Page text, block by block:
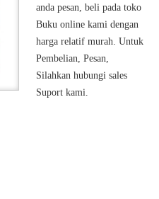
anda pesan, beli pada toko
Buku online kami dengan
harga relatif murah. Untuk
Pembelian, Pesan,
Silahkan hubungi sales
Suport kami.